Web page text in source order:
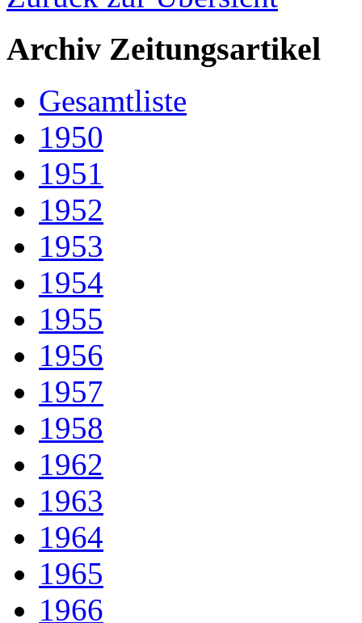
Archiv Zeitungsartikel
Gesamtliste
1950
1951
1952
1953
1954
1955
1956
1957
1958
1962
1963
1964
1965
1966